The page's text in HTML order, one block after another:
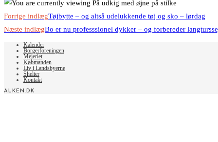
Read
more
articles
Forrige indlægTøjbytte – og altså udelukkende tøj og sko – lørdag
Næste indlægBo er nu professsionel dykker – og forbereder
Kalender
Borgerforeningen
Mejeriet
Købmanden
Liv i Landsbyerne
Shelter
Kontakt
ALKEN.DK